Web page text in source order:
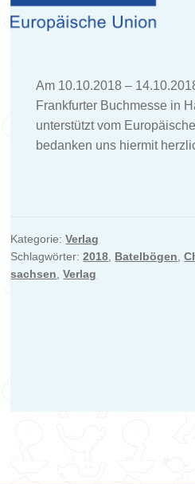
Am 10.10.2018 –
Frankfurter Buchmesse in
unterstützt vom
bedanken uns hiermit
Kategorie:Verlag
Schlagwörter:2018 Batelbögen ,
sachsen ,Verlag